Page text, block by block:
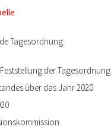
Tagesordnung:
der Tagesordnung
über das Jahr 2020